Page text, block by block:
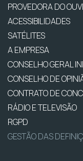
PROVEDORA DO
ACESSIBILIDADES
SATÉLITES
A EMPRESA
CONSELHO GERAL
CONSELHO DE
CONTRATO DE
RÁDIO E TELEVISÃO
RGPD
GESTÃO DAS